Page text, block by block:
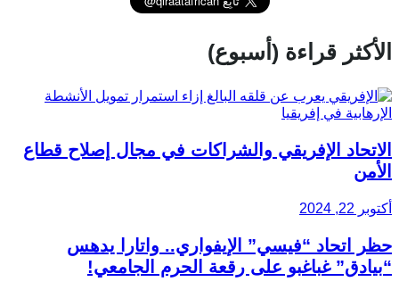
الأكثر قراءة (أسبوع)
الاتحاد الإفريقي والشراكات في مجال إصلاح قطاع
الأمن
أكتوبر 22, 2024
حظر اتحاد “فيسي” الإيفواري.. واتارا يدهس
“بيادق” غباغبو على رقعة الحرم الجامعي!